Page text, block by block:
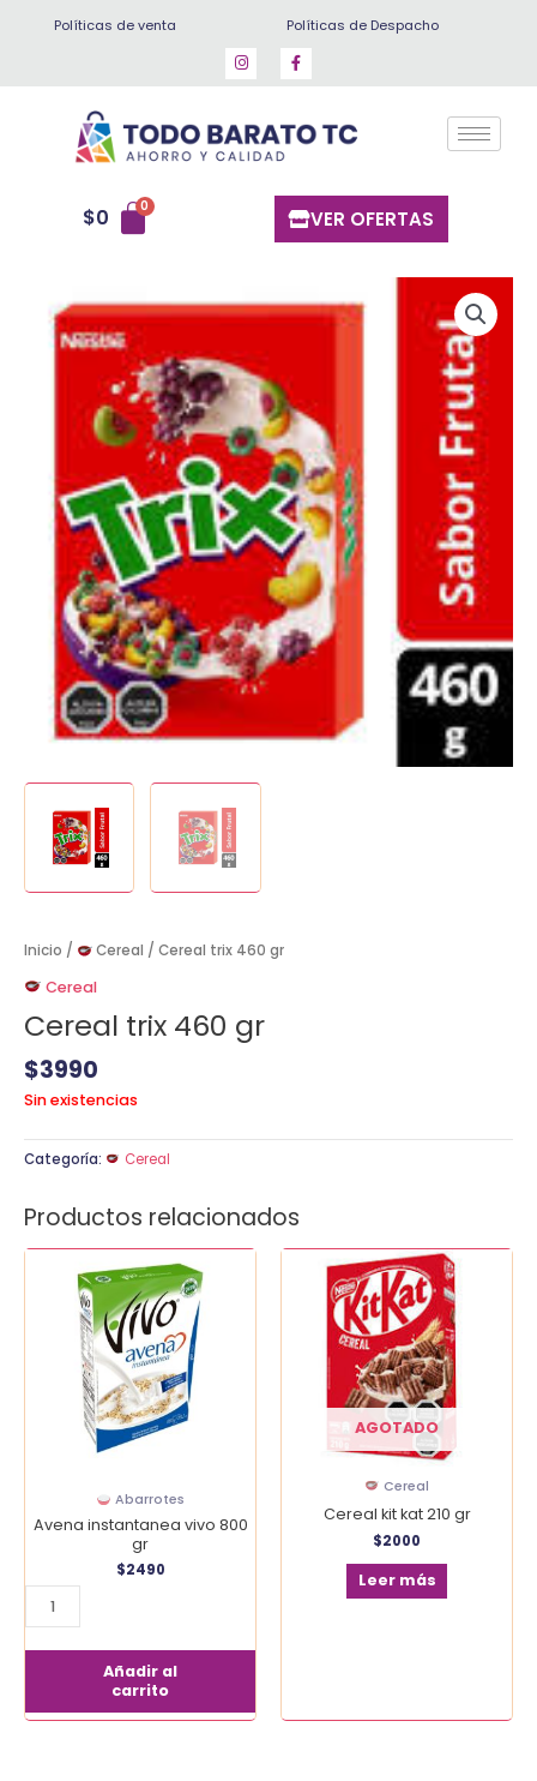
Políticas de venta Políticas de Despacho
$0 VER OFERTAS
Inicio / Cereal / Cereal trix 460 gr
Cereal
Cereal trix 460 gr
$3990
Sin existencias
Categoría: Cereal
Productos relacionados
Abarrotes
Avena instantanea vivo 800
gr
$2490
instantanea
cantidad
Añadir al
carrito
AGOTADO
Cereal
Cereal kit kat 210 gr
$2000
Leer más